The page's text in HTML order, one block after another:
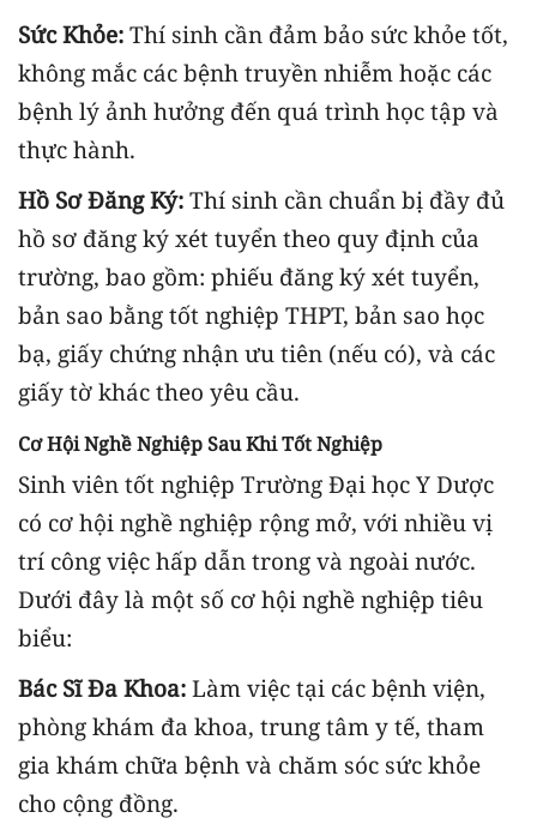
Sức Khỏe: Thí sinh cần đảm bảo sức khỏe tốt,
không mắc các bệnh truyền nhiễm hoặc các
bệnh lý ảnh hưởng đến quá trình học tập và
thực hành.
Hồ Sơ Đăng Ký: Thí sinh cần chuẩn bị đầy đủ
hồ sơ đăng ký xét tuyển theo quy định của
trường, bao gồm: phiếu đăng ký xét tuyển,
bản sao bằng tốt nghiệp THPT, bản sao học
bạ, giấy chứng nhận ưu tiên (nếu có), và các
giấy tờ khác theo yêu cầu.
Cơ Hội Nghề Nghiệp Sau Khi Tốt Nghiệp
Sinh viên tốt nghiệp Trường Đại học Y Dược
có cơ hội nghề nghiệp rộng mở, với nhiều vị
trí công việc hấp dẫn trong và ngoài nước.
Dưới đây là một số cơ hội nghề nghiệp tiêu
biểu:
Bác Sĩ Đa Khoa: Làm việc tại các bệnh viện,
phòng khám đa khoa, trung tâm y tế, tham
gia khám chữa bệnh và chăm sóc sức khỏe
cho cộng đồng.